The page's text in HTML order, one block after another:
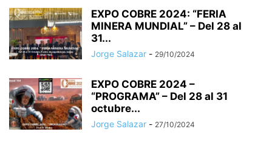
EXPO COBRE 2024: “FERIA
MINERA MUNDIAL” – Del 28 al
31...
Jorge Salazar - 29/10/2024
EXPO COBRE 2024 –
“PROGRAMA” – Del 28 al 31
octubre...
Jorge Salazar - 27/10/2024